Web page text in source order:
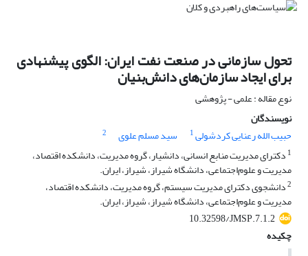
تحول سازمانی در صنعت نفت ایران: الگوی پیشنهادی
برای ایجاد سازمان‌های دانش‌بنیان
نوع مقاله : علمی - پژوهشی
نویسندگان
حبیب الله رعنایی کردشولی1 سید مسلم علوی
2
1 دکترای مدیریت منابع انسانی، دانشیار، گروه مدیریت، دانشکده اقتصاد،
مدیریت و علوم‌اجتماعی، دانشگاه شیراز، شیراز، ایران.
2دانشجوی دکترای مدیریت سیستم، گروه مدیریت، دانشکده اقتصاد،
مدیریت و علوم‌اجتماعی، دانشگاه شیراز، شیراز، ایران.
10.32598/JMSP.7.1.2
چکیده